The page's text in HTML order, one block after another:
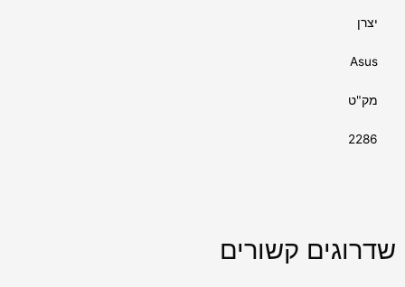
יצרן
Asus
מק"ט
2286
שדרוגים קשורים